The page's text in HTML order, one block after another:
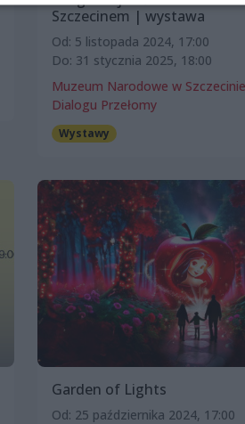
Szczecinem | wystawa
Od: 5 listopada 2024, 17:00
Do: 31 stycznia 2025, 18:00
Muzeum Narodowe w
Dialogu Przełomy
Wystawy
Garden of Lights
Od: 25 października 2024, 17:00